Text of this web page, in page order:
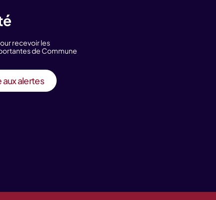
recevoir les
de Commune
aux alertes